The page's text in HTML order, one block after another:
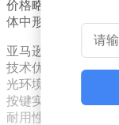
价格略高于普通阅
体中形成差异化优
亚马逊Kindle系列
技术优势。7英寸
光环境下仍能保持
按键实现单手翻页
耐用性。然而，该